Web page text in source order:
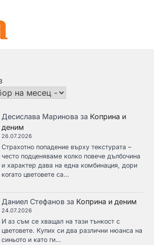
Десислава Маринова за Коприна и
деним
26.07.2026
Страхотно попадение върху текстурата –
често подценяваме колко повече дълбочина
и характер дава на една комбинация, дори
когато цветовете са…
Даниел Стефанов за Коприна и деним
24.07.2026
И аз съм се хващал на тази тънкост с
цветовете. Купих си два различни нюанса на
синьото и като ги…